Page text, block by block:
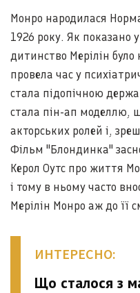
Монро народилася
1926 року. Як показано
дитинство Мерілін було
провела час у
стала підопічною
стала пін-ап моделлю,
акторських ролей і,
Фільм "Блондинка"
Керол Оутс про життя
і тому в ньому часто
Мерілін Монро аж до її
ИНТЕРЕСНО:
Що сталося з